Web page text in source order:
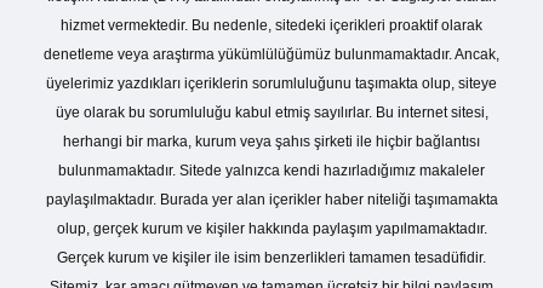
hizmet vermektedir. Bu nedenle, sitedeki içerikleri proaktif olarak
denetleme veya araştırma yükümlülüğümüz bulunmamaktadır. Ancak,
üyelerimiz yazdıkları içeriklerin sorumluluğunu taşımakta olup, siteye
üye olarak bu sorumluluğu kabul etmiş sayılırlar. Bu internet sitesi,
herhangi bir marka, kurum veya şahıs şirketi ile hiçbir bağlantısı
bulunmamaktadır. Sitede yalnızca kendi hazırladığımız makaleler
paylaşılmaktadır. Burada yer alan içerikler haber niteliği taşımamakta
olup, gerçek kurum ve kişiler hakkında paylaşım yapılmamaktadır.
Gerçek kurum ve kişiler ile isim benzerlikleri tamamen tesadüfidir.